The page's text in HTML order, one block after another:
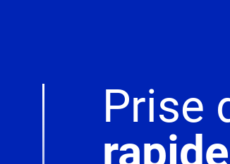
Prise
rapide